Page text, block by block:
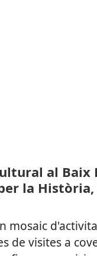
al Baix
la
mosaic
de visites a